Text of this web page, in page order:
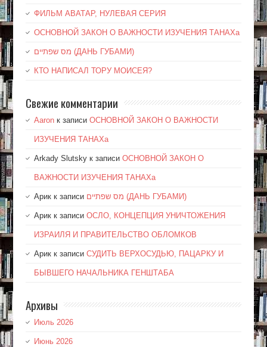
ФИЛЬМ АВАТАР, НУЛЕВАЯ СЕРИЯ
ОСНОВНОЙ ЗАКОН О ВАЖНОСТИ ИЗУЧЕНИЯ ТАНАХа
מס שפתיים (ДАНЬ ГУБАМИ)
КТО НАПИСАЛ ТОРУ МОИСЕЯ?
Свежие комментарии
Aaronк записи ОСНОВНОЙ ЗАКОН О ВАЖНОСТИ
ИЗУЧЕНИЯ ТАНАХа
Arkady Slutskyк записи ОСНОВНОЙ ЗАКОН О
ВАЖНОСТИ ИЗУЧЕНИЯ ТАНАХа
Арикк записи מס שפתיים (ДАНЬ ГУБАМИ)
Арикк записи ОСЛО, КОНЦЕПЦИЯ УНИЧТОЖЕНИЯ
ИЗРАИЛЯ И ПРАВИТЕЛЬСТВО ОБЛОМКОВ
Арикк записи СУДИТЬ ВЕРХОСУДЬЮ, ПАЦАРКУ И
БЫВШЕГО НАЧАЛЬНИКА ГЕНШТАБА
Архивы
Июль 2026
Июнь 2026